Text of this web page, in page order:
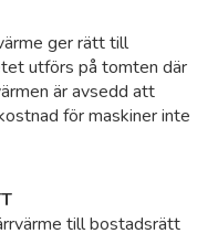
ger rätt till
utförs på tomten där
är avsedd att
för maskiner inte
till bostadsrätt